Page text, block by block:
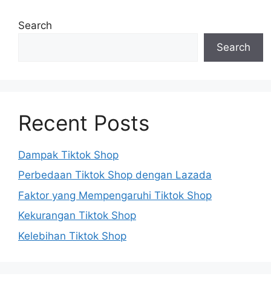
Search
Search
Recent Posts
Dampak Tiktok Shop
Perbedaan Tiktok Shop dengan Lazada
Faktor yang Mempengaruhi Tiktok Shop
Kekurangan Tiktok Shop
Kelebihan Tiktok Shop